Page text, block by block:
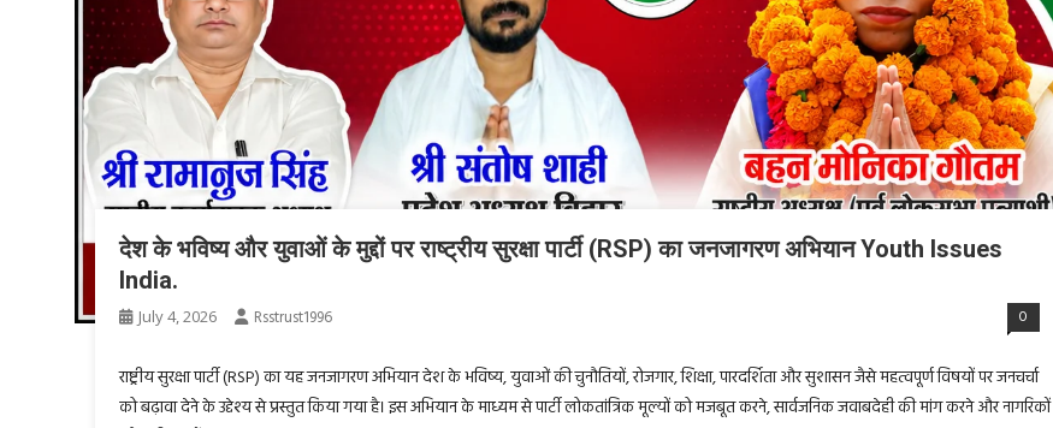
देश के भविष्य और युवाओं के मुद्दों पर राष्ट्रीय सुरक्षा पार्टी (RSP) का जनजागरण अभियान Youth Issues
India.
July 4, 2026 Rsstrust1996 0
राष्ट्रीय सुरक्षा पार्टी (RSP) का यह जनजागरण अभियान देश के भविष्य, युवाओं की चुनौतियों, रोजगार, शिक्षा, पारदर्शिता और सुशासन जैसे महत्वपूर्ण विषयों पर जनचर्चा
को बढ़ावा देने के उद्देश्य से प्रस्तुत किया गया है। इस अभियान के माध्यम से पार्टी लोकतांत्रिक मूल्यों को मजबूत करने, सार्वजनिक जवाबदेही की मांग करने और नागरिकों